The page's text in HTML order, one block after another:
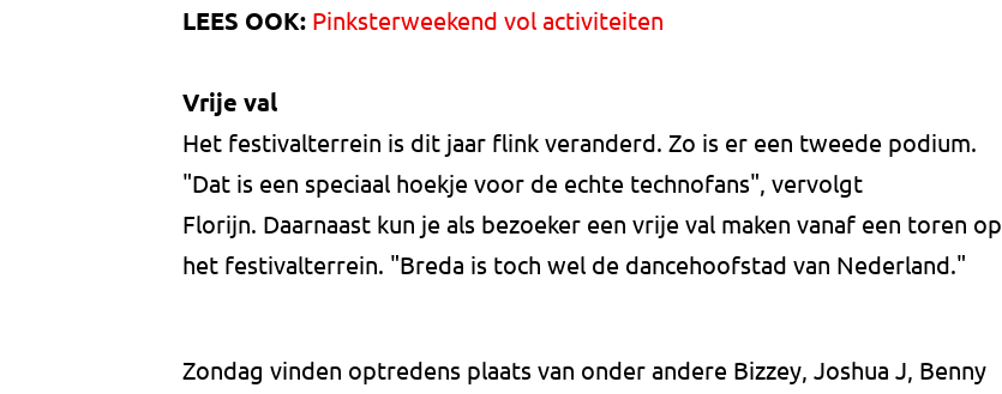
LEES OOK: Pinksterweekend vol activiteiten
Vrije val
Het festivalterrein is dit jaar flink veranderd. Zo is er een tweede podium.
"Dat is een speciaal hoekje voor de echte technofans", vervolgt
Florijn. Daarnaast kun je als bezoeker een vrije val maken vanaf een toren op
het festivalterrein. "Breda is toch wel de dancehoofstad van Nederland."
Zondag vinden optredens plaats van onder andere Bizzey, Joshua J, Benny